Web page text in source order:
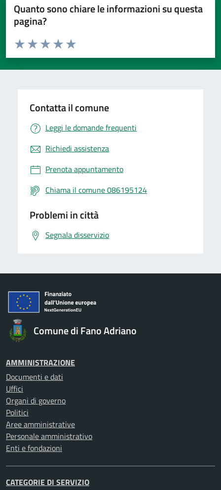
Quanto sono chiare le informazioni su questa
pagina?
Valuta da 1 a 5 stelle la pagina
Valuta 5 stelle su 5
Valuta 4 stelle su 5
Valuta 3 stelle su 5
Valuta 2 stelle su 5
Valuta 1 stelle su 5
Contatta il comune
Leggi le domande frequenti
Richiedi assistenza
Prenota appuntamento
Chiama il comune 086195124
Problemi in città
Segnala disservizio
Comune di Fano Adriano
AMMINISTRAZIONE
Documenti e dati
Uffici
Organi di governo
Politici
Aree amministrative
Personale amministrativo
Enti e fondazioni
CATEGORIE DI SERVIZIO